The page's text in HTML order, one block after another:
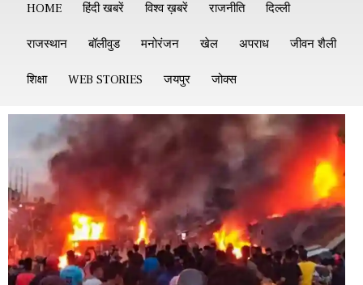
HOME हिंदी खबरें विश्व ख़बरें राजनीति दिल्ली
राजस्थान बॉलीवुड मनोरंजन खेल अपराध जीवन शैली
शिक्षा WEB STORIES जयपुर जोक्स